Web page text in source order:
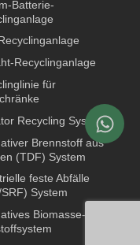
Batterie-
Recyclinganlage
für
Recycling System
Brennstoff aus
(TDF) System
feste Abfälle
System
Biomasse-